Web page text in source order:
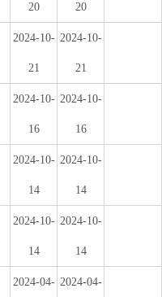
20 20
2024-10-
21
2024-10-
21
2024-10-
16
2024-10-
16
2024-10-
14
2024-10-
14
2024-10-
14
2024-10-
14
2024-04- 2024-04-